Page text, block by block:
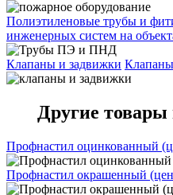
Полиэтиленовые трубы и
инженерных систем на
Клапаны и задвижки
Другие товары
Профнастил оцинкованный
Профнастил окрашенный